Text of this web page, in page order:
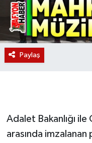
Paylaş
Adalet Bakanlığı ile
arasında